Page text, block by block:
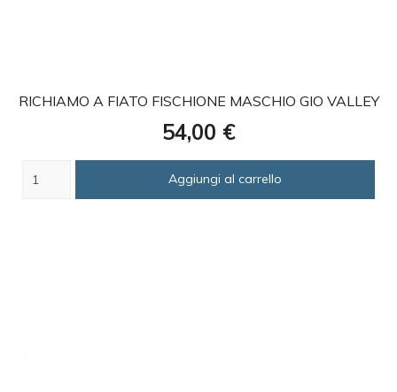
RICHIAMO A FIATO FISCHIONE MASCHIO GIO VALLEY
Prezzo
54,00 €
Aggiungi al carrello